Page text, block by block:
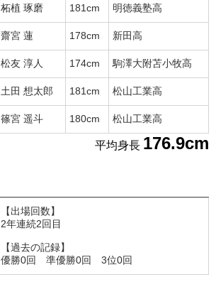
柘植 琢磨 181cm 明徳義塾高
齋宮 蓮 178cm 新田高
松友 淳人 174cm 駒澤大附苫小牧高
土田 想太郎 181cm 松山工業高
篠宮 遥斗 180cm 松山工業高
平均身長 176.9cm
【出場回数】
2年連続2回目
【過去の記録】
優勝0回 準優勝0回 3位0回